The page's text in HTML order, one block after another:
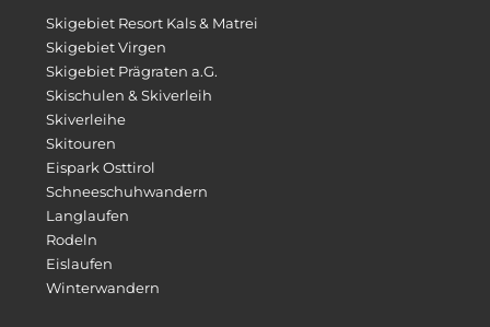
Skigebiet Resort Kals & Matrei
Skigebiet Virgen
Skigebiet Prägraten a.G.
Skischulen & Skiverleih
Skiverleihe
Skitouren
Eispark Osttirol
Schneeschuhwandern
Langlaufen
Rodeln
Eislaufen
Winterwandern